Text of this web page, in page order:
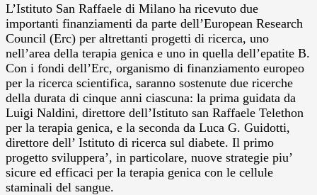
L’Istituto San Raffaele di Milano ha ricevuto due
importanti finanziamenti da parte dell’European Research
Council (Erc) per altrettanti progetti di ricerca, uno
nell’area della terapia genica e uno in quella dell’epatite B.
Con i fondi dell’Erc, organismo di finanziamento europeo
per la ricerca scientifica, saranno sostenute due ricerche
della durata di cinque anni ciascuna: la prima guidata da
Luigi Naldini, direttore dell’Istituto san Raffaele Telethon
per la terapia genica, e la seconda da Luca G. Guidotti,
direttore dell’ Istituto di ricerca sul diabete. Il primo
progetto sviluppera’, in particolare, nuove strategie piu’
sicure ed efficaci per la terapia genica con le cellule
staminali del sangue.